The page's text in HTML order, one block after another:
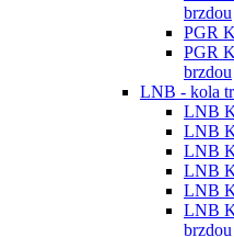
brzdou
PGR
PGR
brzdou
LNB - kola
LNB
LNB
LNB
LNB
LNB
LNB
brzdou